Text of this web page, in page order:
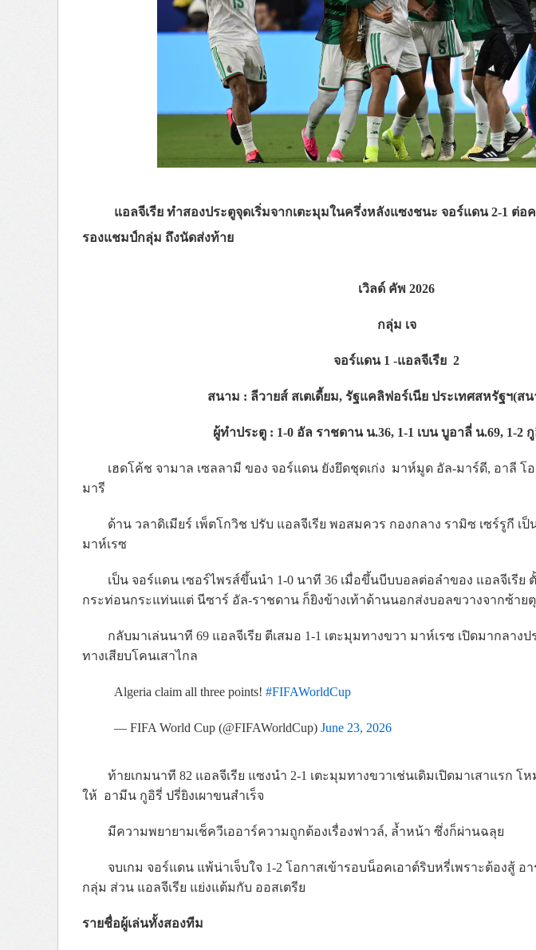
แอลจีเรีย ทำสองประตูจุดเริ่มจากเตะมุมในครึ่งหลังแซงชนะ จอร์แดน 2-1 ต่อ
รองแชมป์กลุ่ม ถึงนัดส่งท้าย
เวิลด์ คัพ 2026
กลุ่ม เจ
จอร์แดน 1 -แอลจีเรีย 2
สนาม : ลีวายส์ สเตเดี้ยม, รัฐแคลิฟอร์เนีย ประเทศสหรัฐฯ​(ส
ผู้ทำประตู : 1-0 อัล ราชดาน น.36, 1-1 เบน บูอาลี่ น.69, 1-2
เฮดโค้ช จามาล เซลลามี ของ จอร์แดน ยังยึดชุดเก่ง มาห์มูด อัล-มาร์ดี, อาลี โ
มารี
ด้าน วลาดิเมียร์ เพ็ตโกวิช ปรับ แอลจีเรีย พอสมควร กองกลาง รามิซ เซร์รูกี เป็
มาห์เรซ
เป็น จอร์แดน เซอร์ไพรส์ขึ้นนำ 1-0 นาที 36 เมื่อขึ้นบีบบอลต่อลำของ แอลจีเรีย
กระท่อนกระแท่นแต่ นีซาร์ อัล-ราชดาน ก็ยิงข้างเท้าด้านนอกส่งบอลขวางจากซ้าย
กลับมาเล่นนาที 69 แอลจีเรีย ตีเสมอ 1-1 เตะมุมทางขวา มาห์เรซ เปิดมากลาง
ทางเสียบโคนเสาไกล
Algeria claim all three points! #FIFAWorldCup
— FIFA World Cup (@FIFAWorldCup) June 23, 2026
ท้ายเกมนาที 82 แอลจีเรีย แซงนำ 2-1 เตะมุมทางขวาเช่นเดิมเปิดมาเสาแรก
ให้ อามีน กูอิรี่ ปรี่ยิงเผาขนสำเร็จ
มีความพยายามเช็ควีเออาร์ความถูกต้องเรื่องฟาวล์, ล้ำหน้า ซึ่งก็ผ่านฉลุย
จบเกม จอร์แดน แพ้น่าเจ็บใจ 1-2 โอกาสเข้ารอบน็อคเอาต์ริบหรี่เพราะต้องสู้ อ
กลุ่ม ส่วน แอลจีเรีย แย่งแต้มกับ ออสเตรีย
รายชื่อผู้เล่นทั้งสองทีม